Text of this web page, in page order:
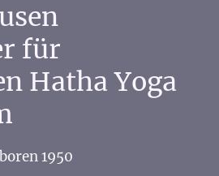
für
Hatha Yoga
1950